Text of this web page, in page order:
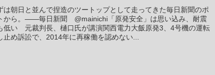
は朝日と並んで捏造のツートップとして走ってきた毎日新聞のポ
から。――毎日新聞 @mainichi「原発安全」は思い込み、耐震
低い 元裁判長、樋口氏が講演関西電力大飯原発3、4号機の運転
止め訴訟で、2014年に再稼働を認めない...